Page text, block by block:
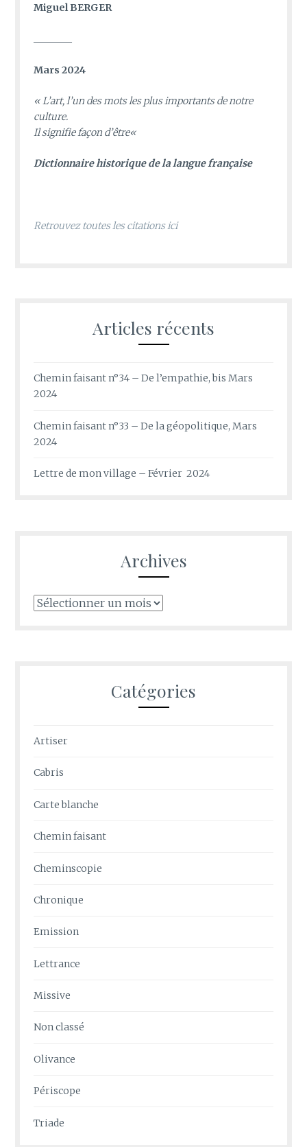
Miguel BERGER
Mars 2024
«L’art, l’un des mots les plus importants de notre
culture.
Il signifie façon d’être«
Dictionnaire historique de la langue française
Retrouvez toutes les citations ici
Articles récents
Chemin faisant n°34 – De l’empathie, bis Mars
2024
Chemin faisant n°33 – De la géopolitique, Mars
2024
Lettre de mon village – Février 2024
Archives
Archives
Catégories
Artiser
Cabris
Carte blanche
Chemin faisant
Cheminscopie
Chronique
Emission
Lettrance
Missive
Non classé
Olivance
Périscope
Triade